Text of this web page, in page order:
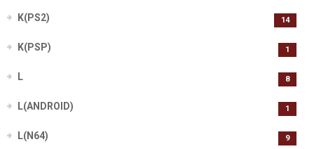
K(PS2) 14
K(PSP) 1
L 8
L(ANDROID) 1
L(N64) 9